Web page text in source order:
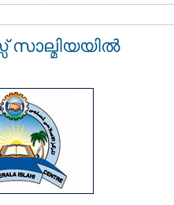
സാല്മിയയില്‍